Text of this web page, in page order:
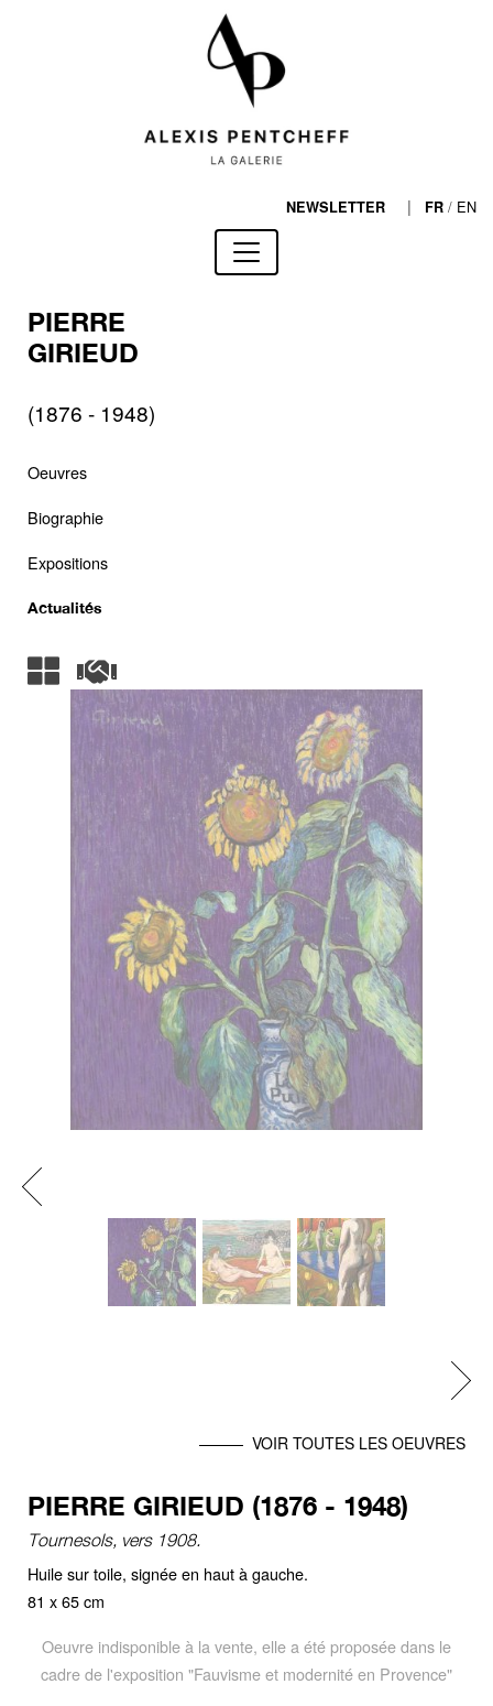
NEWSLETTER | FR / EN
PIERRE
GIRIEUD
(1876 - 1948)
Oeuvres
Biographie
Expositions
Actualités
Previous
Next
VOIR TOUTES LES OEUVRES
PIERRE GIRIEUD (1876 - 1948)
Tournesols, vers 1908.
Huile sur toile, signée en haut à gauche.
81 x 65 cm
Oeuvre indisponible à la vente, elle a été proposée dans le
cadre de l'exposition "Fauvisme et modernité en Provence"